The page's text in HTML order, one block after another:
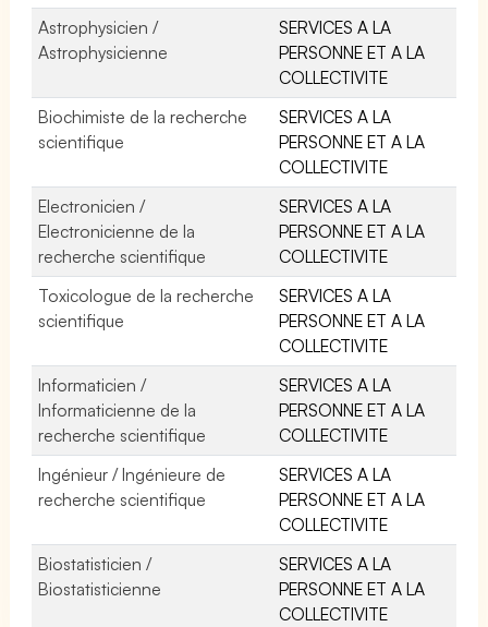
Astrophysicien /
Astrophysicienne
SERVICES A LA
PERSONNE ET A LA
COLLECTIVITE
Biochimiste de la recherche
scientifique
SERVICES A LA
PERSONNE ET A LA
COLLECTIVITE
Electronicien /
Electronicienne de la
recherche scientifique
SERVICES A LA
PERSONNE ET A LA
COLLECTIVITE
Toxicologue de la recherche
scientifique
SERVICES A LA
PERSONNE ET A LA
COLLECTIVITE
Informaticien /
Informaticienne de la
recherche scientifique
SERVICES A LA
PERSONNE ET A LA
COLLECTIVITE
Ingénieur / Ingénieure de
recherche scientifique
SERVICES A LA
PERSONNE ET A LA
COLLECTIVITE
Biostatisticien /
Biostatisticienne
SERVICES A LA
PERSONNE ET A LA
COLLECTIVITE